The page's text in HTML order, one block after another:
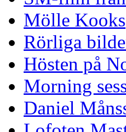
Mölle Kooks
Rörliga
Hösten på
Morning
Daniel